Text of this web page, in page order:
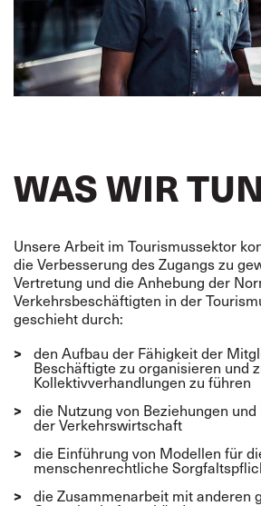
WAS WIR TUN
Unsere Arbeit im Tourismussektor
die Verbesserung des Zugangs zu
Vertretung und die Anhebung der
Verkehrsbeschäftigten in der
geschieht durch:
den Aufbau der Fähigkeit der
Beschäftigte zu organisieren und
Kollektivverhandlungen zu führen
die Nutzung von Beziehungen
der Verkehrswirtschaft
die Einführung von Modellen für
menschenrechtliche
die Zusammenarbeit mit anderen